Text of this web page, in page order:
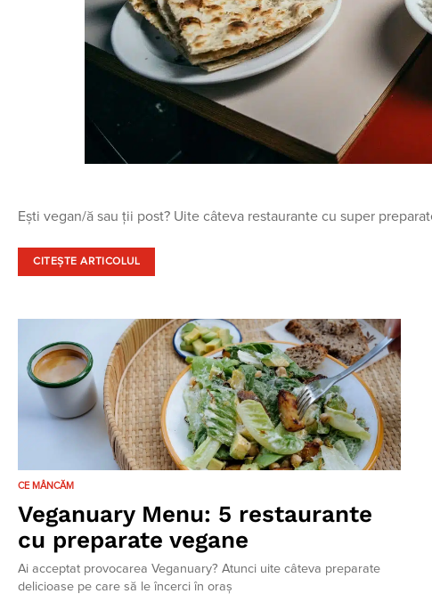
Ești vegan/ă sau ții post? Uite câteva restaurante cu super
CITEȘTE ARTICOLUL
CE MÂNCĂM
Veganuary Menu: 5 restaurante
cu preparate vegane
Ai acceptat provocarea Veganuary? Atunci uite câteva preparate
delicioase pe care să le încerci în oraș